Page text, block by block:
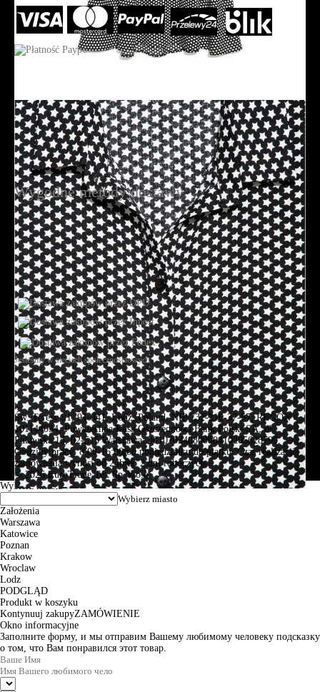
Wygodne metody dostawy
Jesteśmy w sieciach społecznościowych
Św. Teresy 91, 91-341, Łódź, Poland, NIP 732-216-37-57, REGON
101144034, Powszechna Kasa Oszczędności Bank Polski SA, ul.
Puławska 15, 02-515 Warszawa: 30102034080000410205628799.
Godziny pracy: 8:00-16:00 od poniedziałku do piątku. Czas realizacji
zamówienia wynosi od 24h do 2 dni roboczych.
© 2026 EuroTrade Tex Sp. z o.o.
Wybierz miasta
Założenia
Warszawa
Katowice
Poznan
Krakow
Wroclaw
Lodz
PODGLĄD
Produkt w koszyku
Kontynuuj zakupyZAMÓWIENIE
Okno informacyjne
Заполните форму, и мы отправим Вашему любимому человеку подсказку
о том, что Вам понравился этот товар.